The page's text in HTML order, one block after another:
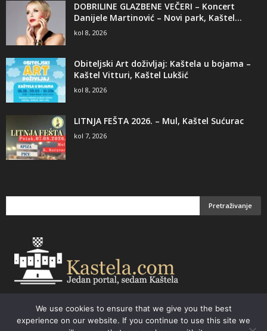
DOBRILINE GLAZBENE VEČERI – Koncert
Danijele Martinović – Novi park, Kaštel...
kol 8, 2026
Obiteljski Art doživljaj: Kaštela u bojama –
Kaštel Vitturi, Kaštel Lukšić
kol 8, 2026
LITNJA FEŠTA 2026. – Mul, Kaštel Sućurac
kol 7, 2026
kastela@kastela.com Tel: +385 21 232-437 Izrada web stranica,
prodaja informatičke opreme. Vaš izbor –
Parchy Computers
We use cookies to ensure that we give you the best
experience on our website. If you continue to use this site we